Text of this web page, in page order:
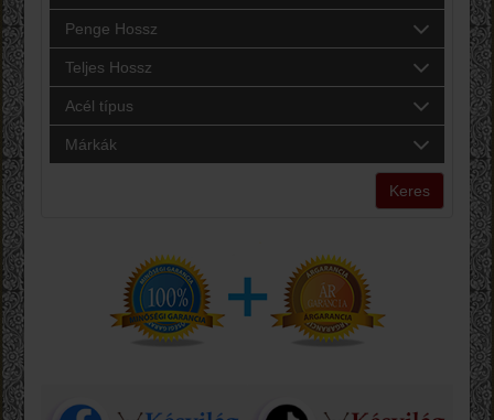
Penge Hossz
Teljes Hossz
Acél típus
Márkák
Keres